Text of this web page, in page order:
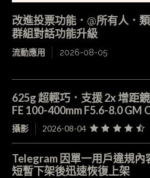
改進投票功能．@所有人
群組對話功能升級
流動應用 2026-08-05
625g 超輕巧．支援 2x 增距
FE 100-400mm F5.6-8.0 GM
攝影 2026-08-04
Telegram 因單一用戶違規
短暫下架後迅速恢復上架